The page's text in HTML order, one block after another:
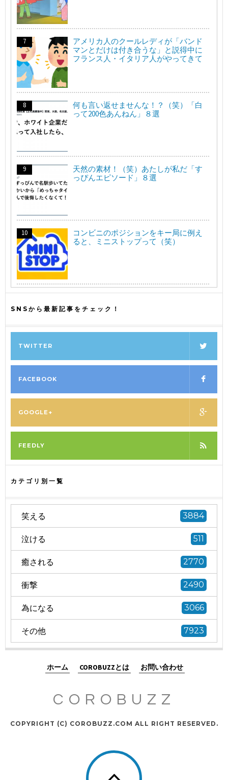
アメリカ人のクールレディが「バンド
マンとだけは付き合うな」と説得中に
フランス人・イタリア人がやってきて
何も言い返せませんな！？（笑）「白
って200色あんねん」８選
天然の素材！（笑）あたしが私だ「す
っぴんエピソード」８選
コンビニのポジションをキー局に例え
ると、ミニストップって（笑）
SNSから最新記事をチェック！
TWITTER
FACEBOOK
GOOGLE+
FEEDLY
カテゴリ別一覧
笑える 3884
泣ける 511
癒される 2770
衝撃 2490
為になる 3066
その他 7923
ホーム COROBUZZとは お問い合わせ
COROBUZZ
COPYRIGHT (C) COROBUZZ.COM ALL RIGHT RESERVED.